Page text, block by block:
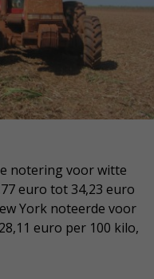
notering voor witte
euro tot 34,23 euro
York noteerde voor
euro per 100 kilo,